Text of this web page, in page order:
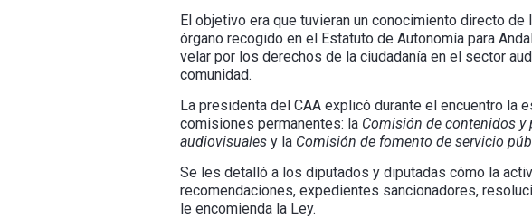
El objetivo era que tuvieran un conocimiento directo
órgano recogido en el Estatuto de Autonomía para
velar por los derechos de la ciudadanía en el sector
comunidad.
La presidenta del CAA explicó durante el encuentro
comisiones permanentes: la Comisión de contenidos y
audiovisualesy la Comisión de fomento de servicio
Se les detalló a los diputados y diputadas cómo la
recomendaciones, expedientes sancionadores,
le encomienda la Ley.